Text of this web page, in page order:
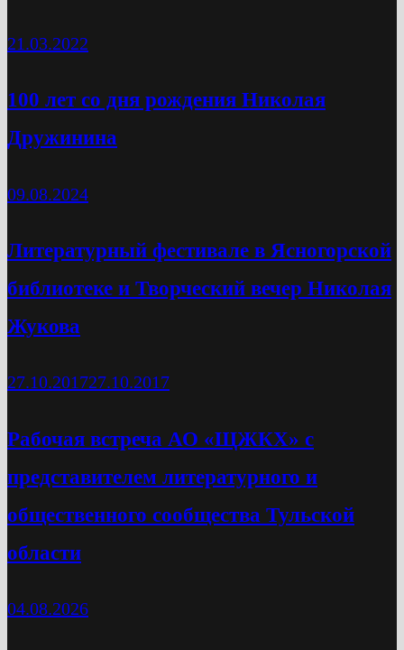
21.03.2022
100 лет со дня рождения Николая
Дружинина
09.08.2024
Литературный фестивале в Ясногорской
библиотеке и Творческий вечер Николая
Жукова
27.10.201727.10.2017
Рабочая встреча АО «ЩЖКХ» с
представителем литературного и
общественного сообщества Тульской
области
04.08.2026